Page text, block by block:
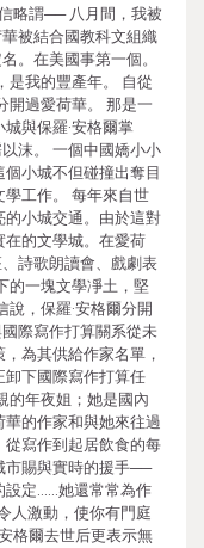
略謂── 八月間，我被
被結合國教科文組織
。在美國事第一個。
是我的豐產年。 自從
開過愛荷華。 那是一
與保羅·安格爾掌
沫。 一個中國嬌小小
小城不但碰撞出奪目
工作。 每年來自世
小城交通。由於這對
的文學城。在愛荷
詩歌朗讀會、戲劇表
的一塊文學凈土，堅
，保羅·安格爾分開
際寫作打算關系從未
為其供給作家名單，
下國際寫作打算任
的年夜姐；她是國內
的作家和與她來往過
寫作到起居飲食的每
市賜與實時的援手──
設定……她還常常為作
人激動，使你有門庭
格爾去世后更表示無